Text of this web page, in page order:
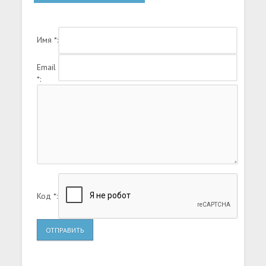
командными приемами и ожесточенными
Имя *:
Email
*:
Код *:
ОТПРАВИТЬ